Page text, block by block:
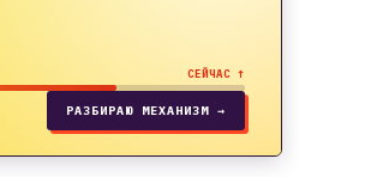
СЕЙЧАС ↑
РАЗБИРАЮ МЕХАНИЗМ →